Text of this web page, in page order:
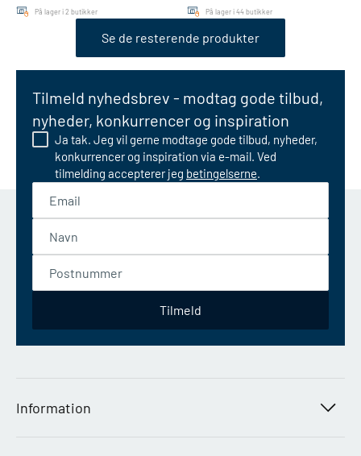
På lager i 2 butikker
På lager i 44 butikker
Se de resterende produkter
Tilmeld nyhedsbrev - modtag gode tilbud,
nyheder, konkurrencer og inspiration
Ja tak. Jeg vil gerne modtage gode tilbud, nyheder,
konkurrencer og inspiration via e-mail. Ved
tilmelding accepterer jeg betingelserne.
Tilmeld
Information